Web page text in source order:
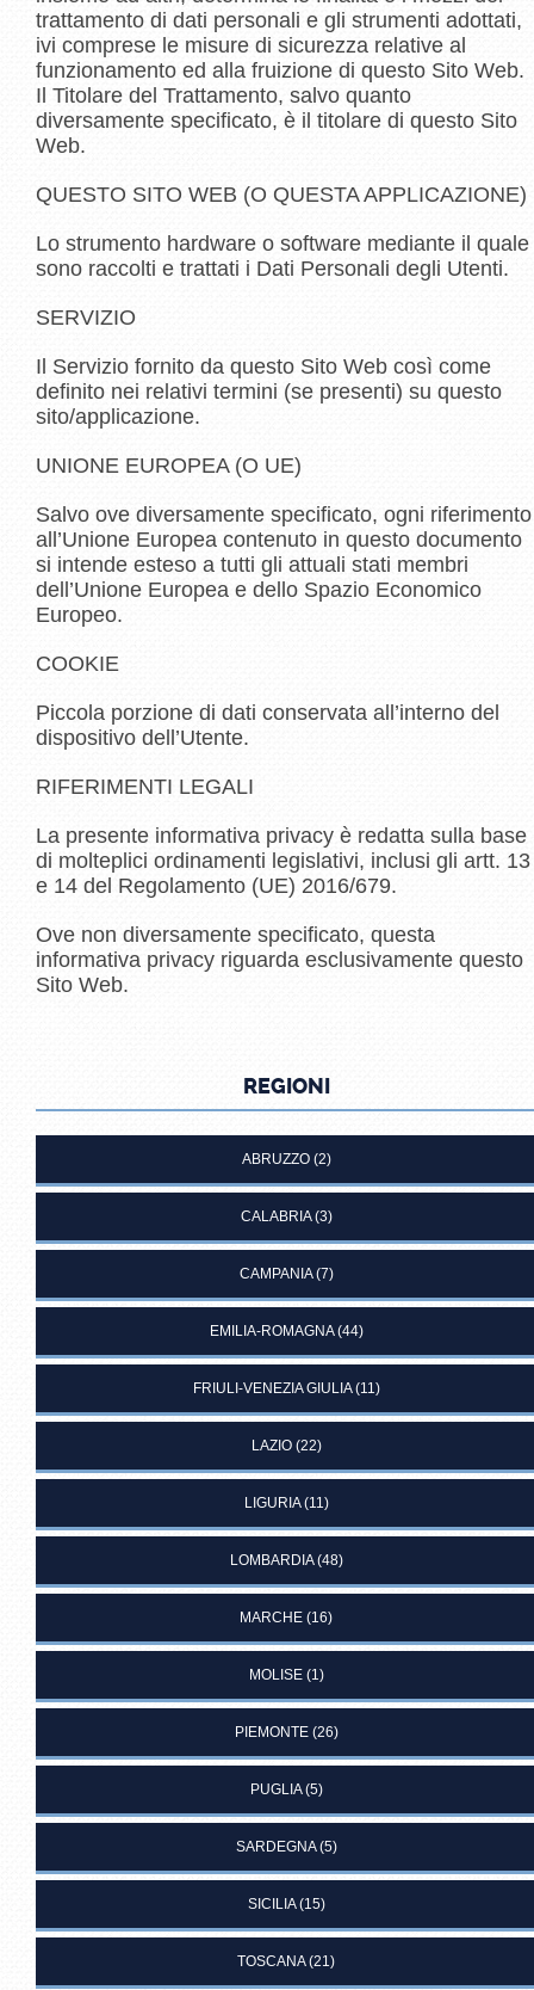
trattamento di dati personali e gli strumenti adottati,
ivi comprese le misure di sicurezza relative al
funzionamento ed alla fruizione di questo Sito Web.
Il Titolare del Trattamento, salvo quanto
diversamente specificato, è il titolare di questo Sito
Web.
QUESTO SITO WEB (O QUESTA APPLICAZIONE)
Lo strumento hardware o software mediante il quale
sono raccolti e trattati i Dati Personali degli Utenti.
SERVIZIO
Il Servizio fornito da questo Sito Web così come
definito nei relativi termini (se presenti) su questo
sito/applicazione.
UNIONE EUROPEA (O UE)
Salvo ove diversamente specificato, ogni riferimento
all’Unione Europea contenuto in questo documento
si intende esteso a tutti gli attuali stati membri
dell’Unione Europea e dello Spazio Economico
Europeo.
COOKIE
Piccola porzione di dati conservata all’interno del
dispositivo dell’Utente.
RIFERIMENTI LEGALI
La presente informativa privacy è redatta sulla base
di molteplici ordinamenti legislativi, inclusi gli artt. 13
e 14 del Regolamento (UE) 2016/679.
Ove non diversamente specificato, questa
informativa privacy riguarda esclusivamente questo
Sito Web.
REGIONI
ABRUZZO(2)
CALABRIA(3)
CAMPANIA(7)
EMILIA-ROMAGNA(44)
FRIULI-VENEZIA GIULIA(11)
LAZIO(22)
LIGURIA(11)
LOMBARDIA(48)
MARCHE (16)
MOLISE(1)
PIEMONTE(26)
PUGLIA(5)
SARDEGNA(5)
SICILIA(15)
TOSCANA(21)